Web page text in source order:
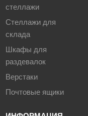
стеллажи
Стеллажи для
склада
Шкафы для
раздевалок
Верстаки
Почтовые ящики